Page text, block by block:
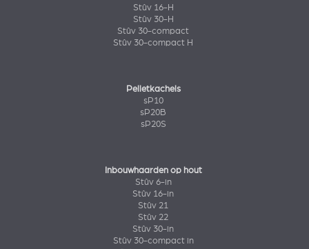
Stûv 16-H
Stûv 30-H
Stûv 30-compact
Stûv 30-compact H
Pelletkachels
sP10
sP20B
sP20S
Inbouwhaarden op hout
Stûv 6-in
Stûv 16-in
Stûv 21
Stûv 22
Stûv 30-in
Stûv 30-compact in